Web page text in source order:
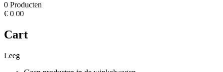
0 Producten
€ 0 00
Cart
Leeg